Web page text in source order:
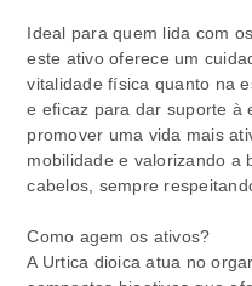
Ideal para quem lida com
este ativo oferece um
vitalidade física quanto na
e eficaz para dar suporte à
promover uma vida mais
mobilidade e valorizando a
cabelos, sempre
Como agem os ativos?
A Urtica dioica atua no